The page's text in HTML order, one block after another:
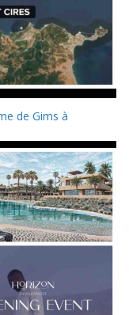
de Gims à